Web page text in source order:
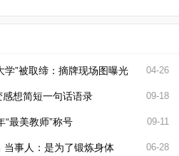
学”被取缔：摘牌现场图曝光 04-26
想简短一句话语录 09-18
最美教师”称号 09-11
当事人：是为了锻炼身体 06-28